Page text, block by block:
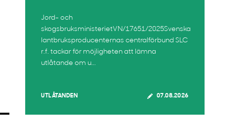
Jord- och
skogsbruksministerietVN/17651/2025Svenska
lantbruksproducenternas centralförbund SLC
r.f. tackar för möjligheten att lämna
utlåtande om u...
UTLÅTANDEN 07.08.2026